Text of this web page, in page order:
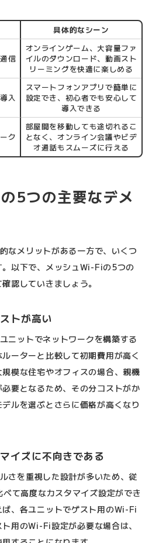
具体的なシーン
信
オンラインゲーム、大容量ファ
イルのダウンロード、動画スト
リーミングを快適に楽しめる
入
スマートフォンアプリで簡単に
設定でき、初心者でも安心して
導入できる
ク
部屋間を移動しても途切れるこ
となく、オンライン会議やビデ
オ通話もスムーズに行える
5つの主要なデメ
なメリットがある一方で、いくつ
以下で、メッシュWi-Fiの5つの
認していきましょう。
トが高い
ニットでネットワークを構築する
ーターと比較して初期費用が高く
模な住宅やオフィスの場合、親機
要となるため、その分コストがか
ルを選ぶとさらに価格が高くなり
イズに不向きである
さを重視した設計が多いため、従
て高度なカスタマイズ設定ができ
、各ユニットでゲスト用のWi-Fi
用のWi-Fi設定が必要な場合は、